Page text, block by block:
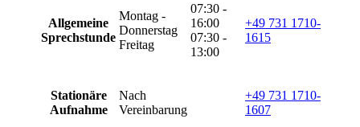
Allgemeine
Sprechstunde
Montag -
Donnerstag
Freitag
07:30 -
16:00
07:30 -
13:00
+49 731 1710-
1615
Stationäre
Aufnahme
Nach
Vereinbarung
+49 731 1710-
1607